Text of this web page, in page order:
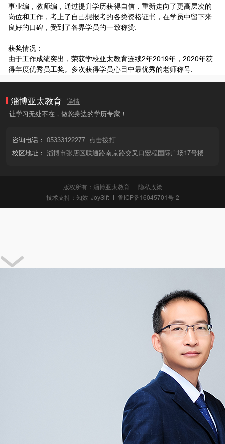
事业编，教师编，通过提升学历获得自信，重新走向了更高层次的
岗位和工作，考上了自己想报考的各类资格证书，在学员中留下来
良好的口碑，受到了各界学员的一致称赞.
获奖情况：
由于工作成绩突出，荣获学校亚太教育连续2年2019年，2020年获
得年度优秀员工奖。多次获得学员心目中最优秀的老师称号.
淄博亚太教育
详情
让学习无处不在，做您身边的学历专家！
咨询电话： 05333122277
点击拨打
校区地址： 淄博市张店区联通路南京路交叉口宏程国际广场17号楼
版权所有：淄博亚太教育
隐私政策
技术支持： 知效 JoySift 鲁ICP备16045701号-2